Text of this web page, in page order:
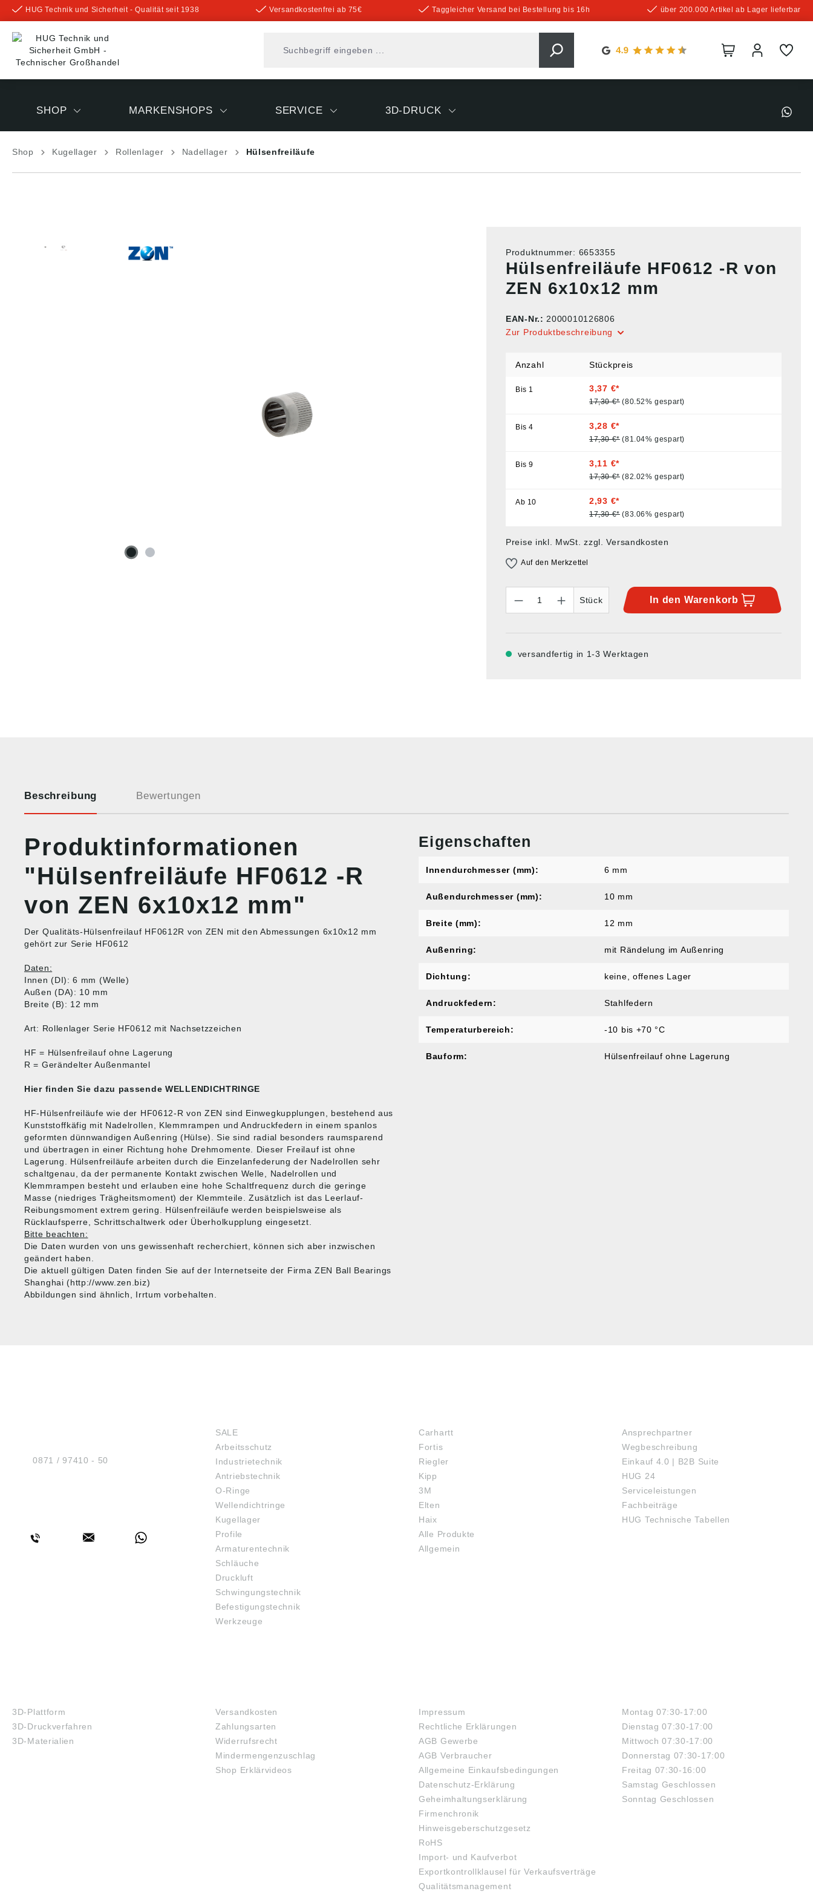
springen
HUG Technik und Sicherheit - Qualität seit 1938 Versandkostenfrei ab 75€ Taggleicher Versand bei Bestellung bis 16h über 200.000 Artikel ab Lager lieferbar
SHOP MARKENSHOPS SERVICE 3D-DRUCK
Shop Kugellager Rollenlager Nadellager Hülsenfreiläufe
Produktnummer: 6653355
Hülsenfreiläufe HF0612 -R von
ZEN 6x10x12 mm
EAN-Nr.:2000010126806
Zur Produktbeschreibung
Anzahl Stückpreis
Bis 1 3,37 €*
17,30 €* (80.52% gespart)
Bis4 3,28 €*
17,30 €* (81.04% gespart)
Bis9 3,11 €*
17,30 €* (82.02% gespart)
Ab 10 2,93 €*
17,30 €* (83.06% gespart)
Preise inkl. MwSt. zzgl. Versandkosten
Auf den Merkzettel
Stück
In den Warenkorb
versandfertig in 1-3 Werktagen
Beschreibung Bewertungen
Produktinformationen
"Hülsenfreiläufe HF0612 -R
von ZEN 6x10x12 mm"
Der Qualitäts-Hülsenfreilauf HF0612R von ZEN mit den Abmessungen 6x10x12 mm
gehört zur Serie HF0612
Daten:
Innen (DI): 6 mm (Welle)
Außen (DA): 10 mm
Breite (B): 12 mm
Art: Rollenlager Serie HF0612 mit Nachsetzzeichen
HF = Hülsenfreilauf ohne Lagerung
R = Gerändelter Außenmantel
Hier finden Sie dazu passende WELLENDICHTRINGE
HF-Hülsenfreiläufe wie der HF0612-R von ZEN sind Einwegkupplungen, bestehend aus
Kunststoffkäfig mit Nadelrollen, Klemmrampen und Andruckfedern in einem spanlos
geformten dünnwandigen Außenring (Hülse). Sie sind radial besonders raumsparend
und übertragen in einer Richtung hohe Drehmomente. Dieser Freilauf ist ohne
Lagerung. Hülsenfreiläufe arbeiten durch die Einzelanfederung der Nadelrollen sehr
schaltgenau, da der permanente Kontakt zwischen Welle, Nadelrollen und
Klemmrampen besteht und erlauben eine hohe Schaltfrequenz durch die geringe
Masse (niedriges Trägheitsmoment) der Klemmteile. Zusätzlich ist das Leerlauf-
Reibungsmoment extrem gering. Hülsenfreiläufe werden beispielsweise als
Rücklaufsperre, Schrittschaltwerk oder Überholkupplung eingesetzt.
Bitte beachten:
Die Daten wurden von uns gewissenhaft recherchiert, können sich aber inzwischen
geändert haben.
Die aktuell gültigen Daten finden Sie auf der Internetseite der Firma ZEN Ball Bearings
Shanghai (http://www.zen.biz)
Abbildungen sind ähnlich, Irrtum vorbehalten.
Eigenschaften
Innendurchmesser (mm): 6 mm
Außendurchmesser (mm): 10 mm
Breite (mm): 12 mm
Außenring: mit Rändelung im Außenring
Dichtung: keine, offenes Lager
Andruckfedern: Stahlfedern
Temperaturbereich: -10 bis +70 °C
Bauform: Hülsenfreilauf ohne Lagerung
Tel.:0871 / 97410 - 50
SALE
Arbeitsschutz
Industrietechnik
Antriebstechnik
O-Ringe
Wellendichtringe
Kugellager
Profile
Armaturentechnik
Schläuche
Druckluft
Schwingungstechnik
Befestigungstechnik
Werkzeuge
Carhartt
Fortis
Riegler
Kipp
3M
Elten
Haix
Alle Produkte
Allgemein
Ansprechpartner
Wegbeschreibung
Einkauf 4.0 | B2B Suite
HUG 24
Serviceleistungen
Fachbeiträge
HUG Technische Tabellen
3D-Plattform
3D-Druckverfahren
3D-Materialien
Versandkosten
Zahlungsarten
Widerrufsrecht
Mindermengenzuschlag
Shop Erklärvideos
Impressum
Rechtliche Erklärungen
AGB Gewerbe
AGB Verbraucher
Allgemeine Einkaufsbedingungen
Datenschutz-Erklärung
Geheimhaltungserklärung
Firmenchronik
Hinweisgeberschutzgesetz
RoHS
Import- und Kaufverbot
Exportkontrollklausel für Verkaufsverträge
Qualitätsmanagement
Montag 07:30-17:00
Dienstag 07:30-17:00
Mittwoch 07:30-17:00
Donnerstag 07:30-17:00
Freitag 07:30-16:00
Samstag Geschlossen
Sonntag Geschlossen